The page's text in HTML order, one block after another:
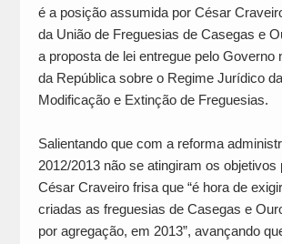
é a posição assumida por César
da União de Freguesias de Casegas e
a proposta de lei entregue pelo Governo
da República sobre o Regime Jurídico
Modificação e Extinção de Freguesias.
Salientando que com a reforma
2012/2013 não se atingiram os objetivos
César Craveiro frisa que “é hora de
criadas as freguesias de Casegas e
por agregação, em 2013”, avançando